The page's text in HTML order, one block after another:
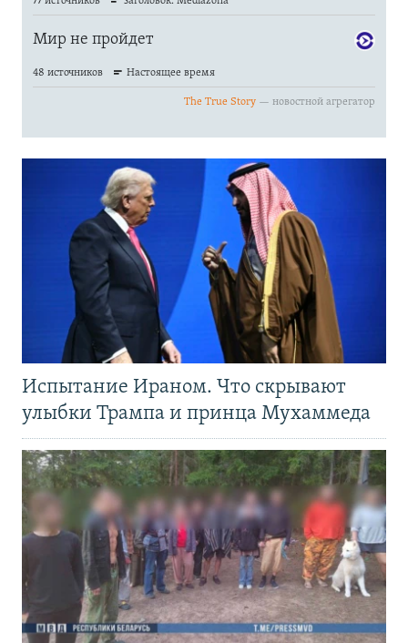
Испытание Ираном. Что скрывают
улыбки Трампа и принца Мухаммеда